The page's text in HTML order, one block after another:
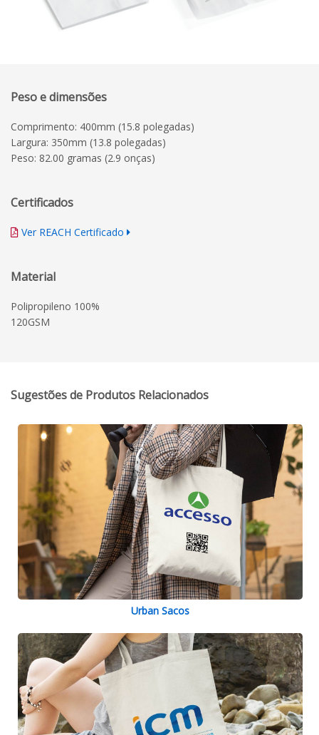
Peso e dimensões
Comprimento: 400mm (15.8 polegadas)
Largura: 350mm (13.8 polegadas)
Peso: 82.00 gramas (2.9 onças)
Certificados
Ver REACH Certificado
Material
Polipropileno 100%
120GSM
Sugestões de Produtos Relacionados
Urban Sacos